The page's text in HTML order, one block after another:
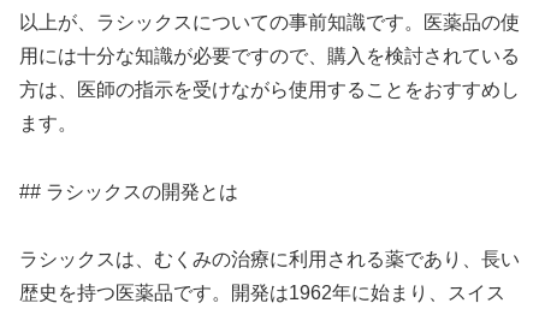
以上が、ラシックスについての事前知識です。医薬品の使
用には十分な知識が必要ですので、購入を検討されている
方は、医師の指示を受けながら使用することをおすすめし
ます。
## ラシックスの開発とは
ラシックスは、むくみの治療に利用される薬であり、長い
歴史を持つ医薬品です。開発は1962年に始まり、スイス